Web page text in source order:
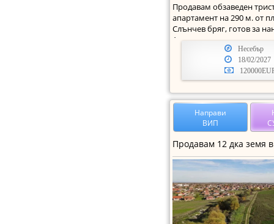
Продавам обзаведен
апартамент на 290 м. от
Слънчев бряг, готов за
Апартамента се намира в
Несебър
18/02/2027
Направи
ВИП